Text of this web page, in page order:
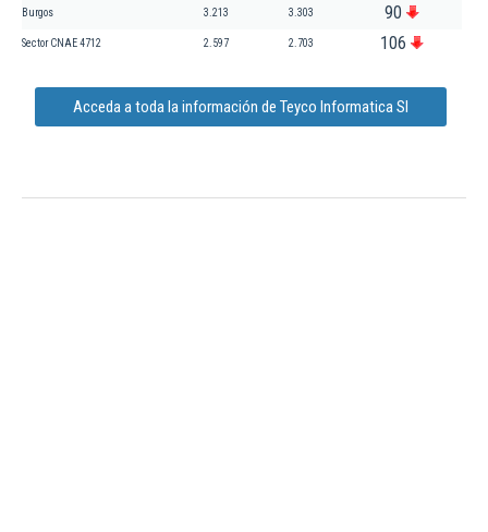
Burgos 3.213 3.303 90
Sector CNAE 4712 2.597 2.703 106
Acceda a toda la información de Teyco Informatica Sl